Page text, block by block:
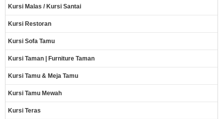
Kursi Malas / Kursi Santai
Kursi Restoran
Kursi Sofa Tamu
Kursi Taman | Furniture Taman
Kursi Tamu & Meja Tamu
Kursi Tamu Mewah
Kursi Teras